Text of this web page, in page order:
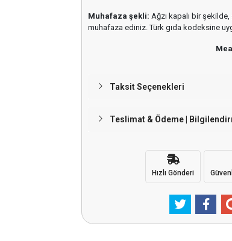
Muhafaza şekli: Ağzı kapalı bir
muhafaza ediniz. Türk gıda kodeksine
Taksit Seçenekleri
Teslimat & Ödeme |
Hızlı Gönderi